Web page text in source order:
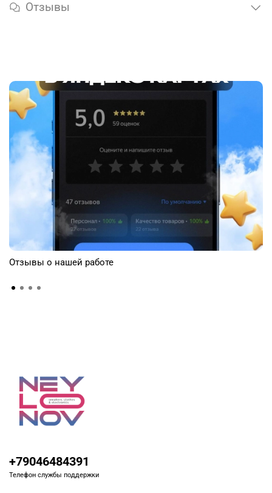
Отзывы
Отзывы о нашей работе
+79046484391
Телефон службы поддержки